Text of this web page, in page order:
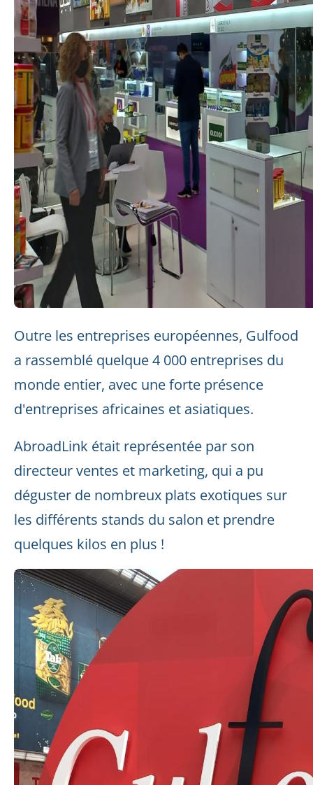
Outre les entreprises européennes, Gulfood
a rassemblé quelque 4 000 entreprises du
monde entier, avec une forte présence
d'entreprises africaines et asiatiques.
AbroadLink était représentée par son
directeur ventes et marketing, qui a pu
déguster de nombreux plats exotiques sur
les différents stands du salon et prendre
quelques kilos en plus !